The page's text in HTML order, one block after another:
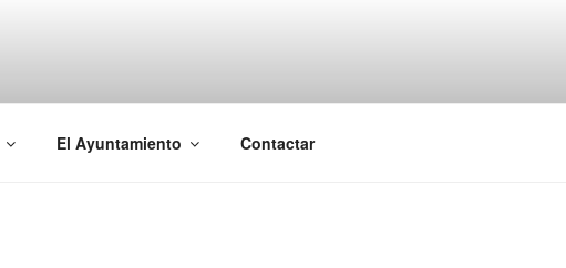
El Ayuntamiento Contactar